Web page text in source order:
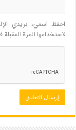
احفظ اسمي، بريدي
لاستخدامها المرة